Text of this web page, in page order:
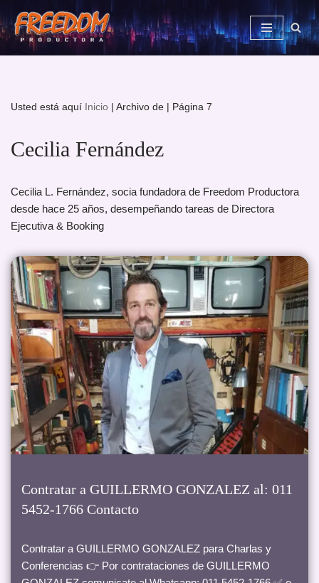
Saltar
al
Usted está aquí Inicio | Archivo de | Página 7
Cecilia Fernández
Cecilia L. Fernández, socia fundadora de Freedom Productora
desde hace 25 años, desempeñando tareas de Directora
Ejecutiva & Booking
Contratar a GUILLERMO GONZALEZ al: 011
5452-1766 Contacto
Contratar a GUILLERMO GONZALEZ para Charlas y
Conferencias 👉 Por contrataciones de GUILLERMO